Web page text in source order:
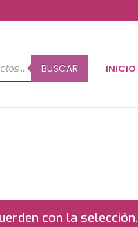
BUSCAR INICIO
con la selección.